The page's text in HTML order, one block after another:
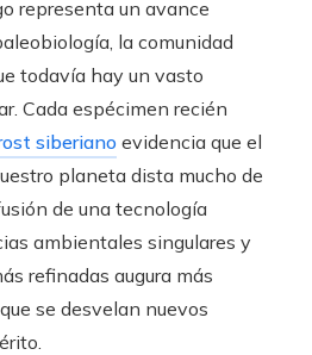
representa un avance
la comunidad
todavía hay un vasto
Cada espécimen recién
siberiano evidencia que el
planeta dista mucho de
de una tecnología
ambientales singulares y
refinadas augura más
se desvelan nuevos